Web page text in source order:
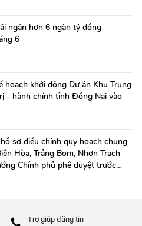
ngân hơn 6 ngàn tỷ đồng
6
hoạch khởi động Dự án Khu Trung
- hành chính tỉnh Đồng Nai vào
sơ điều chỉnh quy hoạch chung
Hòa, Trảng Bom, Nhơn Trạch
Chính phủ phê duyệt trước
Trợ giúp đăng tin